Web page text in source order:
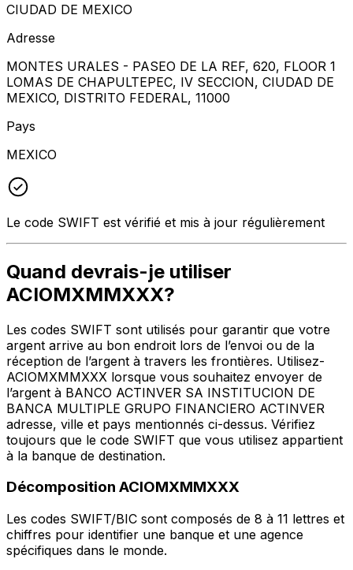
CIUDAD DE MEXICO
Adresse
MONTES URALES - PASEO DE LA REF, 620, FLOOR 1
LOMAS DE CHAPULTEPEC, IV SECCION, CIUDAD DE
MEXICO, DISTRITO FEDERAL, 11000
Pays
MEXICO
Le code SWIFT est vérifié et mis à jour régulièrement
Quand devrais-je utiliser
ACIOMXMMXXX?
Les codes SWIFT sont utilisés pour garantir que votre
argent arrive au bon endroit lors de l’envoi ou de la
réception de l’argent à travers les frontières. Utilisez-
ACIOMXMMXXX lorsque vous souhaitez envoyer de
l’argent à BANCO ACTINVER SA INSTITUCION DE
BANCA MULTIPLE GRUPO FINANCIERO ACTINVER
adresse, ville et pays mentionnés ci-dessus. Vérifiez
toujours que le code SWIFT que vous utilisez appartient
à la banque de destination.
Décomposition ACIOMXMMXXX
Les codes SWIFT/BIC sont composés de 8 à 11 lettres et
chiffres pour identifier une banque et une agence
spécifiques dans le monde.